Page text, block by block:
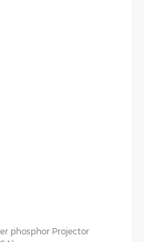
phosphor Projector